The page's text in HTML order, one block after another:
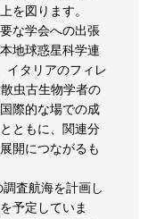
を図ります。
な学会への出張
地球惑星科学連
イタリアのフィレ
虫古生物学者の
際的な場での成
ともに、関連分
開につながるも
査航海を計画し
予定していま